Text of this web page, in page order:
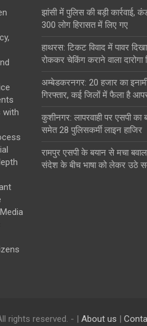
with
झांसी में पुलिस की बड़ी कार्रवाई,
300 लोग हिरासत में लिए गए
हाथरस: टिकट विवाद में पावर
रोककर चेकिंग कराने वाला दारोगा
अम्बेडकरनगर: 20 हजार का
गिरफ्तार, कई जिलों में फैला है
कुशीनगर: लापरवाही पर एसपी का
समेत 28 पुलिसकर्मी लाइन हाजिर
रामपुर एसपी के बयान से मचा
संदेश के बीच भाषा को लेकर उठे
rights reserved. - | About us |